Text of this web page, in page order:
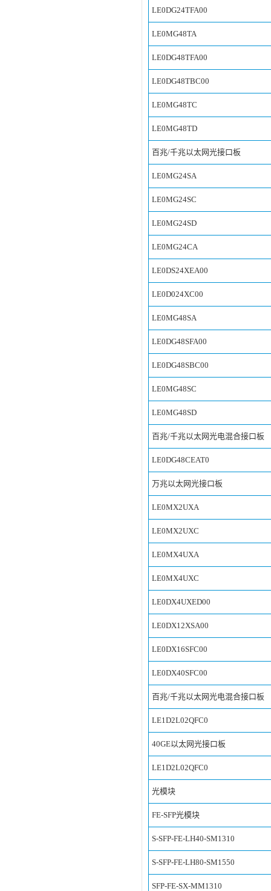
LE0DG24TFA00
LE0MG48TA
LE0DG48TFA00
LE0DG48TBC00
LE0MG48TC
LE0MG48TD
百兆/千兆以太网光接口板
LE0MG24SA
LE0MG24SC
LE0MG24SD
LE0MG24CA
LE0DS24XEA00
LE0D024XC00
LE0MG48SA
LE0DG48SFA00
LE0DG48SBC00
LE0MG48SC
LE0MG48SD
百兆/千兆以太网光电混合接口板
LE0DG48CEAT0
万兆以太网光接口板
LE0MX2UXA
LE0MX2UXC
LE0MX4UXA
LE0MX4UXC
LE0DX4UXED00
LE0DX12XSA00
LE0DX16SFC00
LE0DX40SFC00
百兆/千兆以太网光电混合接口板
LE1D2L02QFC0
40GE以太网光接口板
LE1D2L02QFC0
光模块
FE-SFP光模块
S-SFP-FE-LH40-SM1310
S-SFP-FE-LH80-SM1550
SFP-FE-SX-MM1310